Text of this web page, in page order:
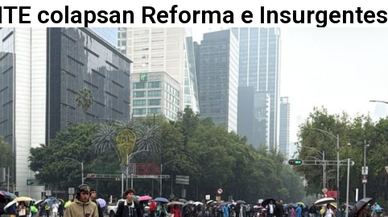
colapsan Reforma e Insurgentes